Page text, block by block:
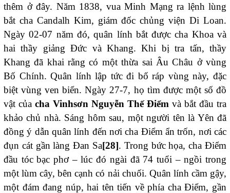
thêm ở đây. Năm 1838, vua Minh Mạng ra lệnh lùng
bắt cha Candalh Kim, giám đốc chủng viện Di Loan.
Ngày 02-07 năm đó, quân lính bắt được cha Khoa và
hai thầy giảng Đức và Khang. Khi bị tra tấn, thầy
Khang đã khai rằng có một thừa sai Âu Châu ở vùng
Bố Chính. Quân lính lập tức đi bố ráp vùng này, đặc
biệt vùng ven biển. Ngày 27-7, họ tìm được một số đồ
vật của cha Vinhsơn Nguyễn Thế Điểm và bắt đầu tra
khảo chủ nhà. Sáng hôm sau, một người tên là Yên đã
đồng ý dẫn quân lính đến nơi cha Điểm ẩn trốn, nơi các
đụn cát gần làng Đan Sa[28]. Trong bức họa, cha Điểm
đầu tóc bạc phơ – lúc đó ngài đã 74 tuổi – ngồi trong
một lùm cây, bên cạnh có nải chuối. Quân lính cầm gậy,
một đám đang núp, hai tên tiến về phía cha Điểm, gần